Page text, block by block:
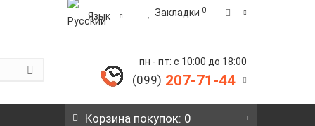
Язык Закладки 0
пн - пт: с 10:00 до 18:00
(099) 207-71-44
Корзина покупок: 0